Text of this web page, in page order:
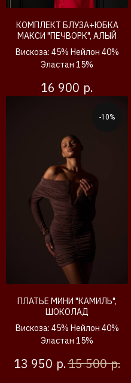
КОМПЛЕКТ БЛУЗА+ЮБКА
МАКСИ "ПЕЧВОРК", АЛЫЙ
Вискоза: 45% Нейлон 40%
Эластан 15%
16 900 р.
-10%
ПЛАТЬЕ МИНИ "КАМИЛЬ",
ШОКОЛАД
Вискоза: 45% Нейлон 40%
Эластан 15%
13 950 р.15 500 р.